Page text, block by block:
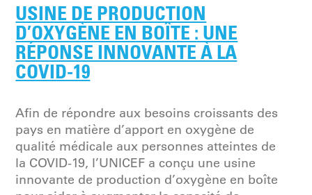
USINE DE PRODUCTION
D’OXYGÈNE EN BOÎTE : UNE
RÉPONSE INNOVANTE À LA
COVID-19
Afin de répondre aux besoins croissants des
pays en matière d’apport en oxygène de
qualité médicale aux personnes atteintes de
la COVID-19, l’UNICEF a conçu une usine
innovante de production d’oxygène en boîte